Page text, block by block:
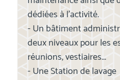
dédiées à l’activité.
- Un bâtiment
deux niveaux pour les
réunions, vestiaires...
- Une Station de lavage